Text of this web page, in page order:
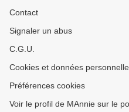
Contact
Signaler un abus
C.G.U.
Cookies et données
Préférences cookies
Voir le profil de MAnnie sur le